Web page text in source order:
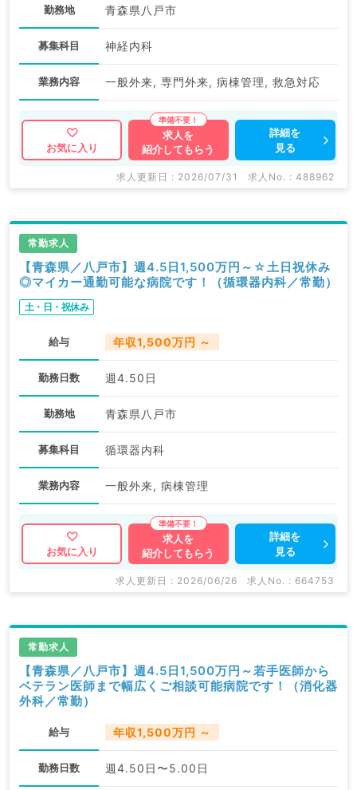
勤務地 青森県八戸市
募集科目 神経内科
業務内容 一般外来, 専門外来, 病棟管理, 救急対応
お気に入り
求人を
紹介してもらう
詳細を
見る
求人更新日 : 2026/07/31 求人No. : 488962
常勤求人
【青森県／八戸市】週4.5日1,500万円～☆土日祝休み
◎マイカー通勤可能な病院です！（循環器内科／常勤）
土・日・祝休み
給与 年収1,500万円 ～
勤務日数 週4.50日
勤務地 青森県八戸市
募集科目 循環器内科
業務内容 一般外来, 病棟管理
お気に入り
求人を
紹介してもらう
詳細を
見る
求人更新日 : 2026/06/26 求人No. : 664753
常勤求人
【青森県／八戸市】週4.5日1,500万円～若手医師から
ベテラン医師まで幅広くご相談可能病院です！（消化器
外科／常勤）
給与 年収1,500万円 ～
勤務日数 週4.50日〜5.00日